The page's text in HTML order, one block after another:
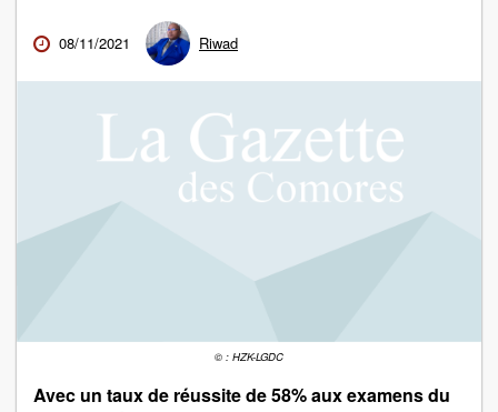
08/11/2021 Riwad
© : HZK-LGDC
Avec un taux de réussite de 58% aux examens du